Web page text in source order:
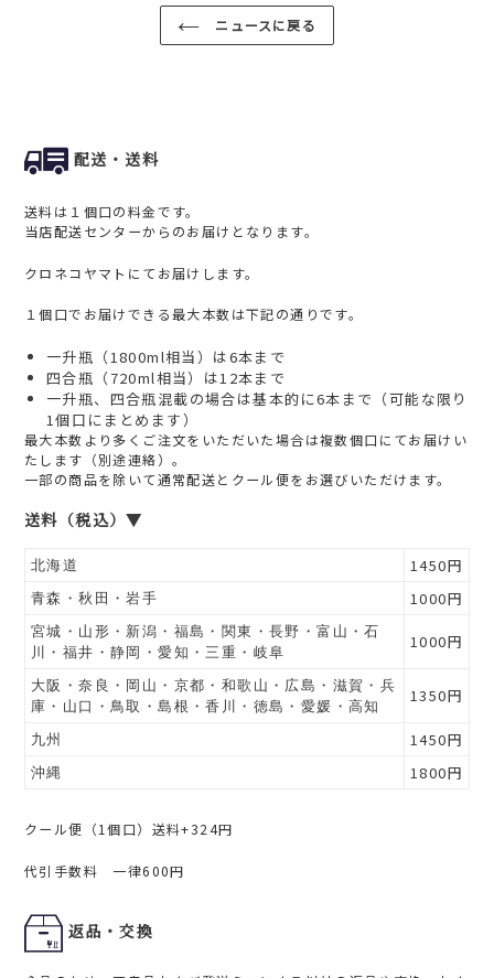
ニュースに戻る
配送・送料
送料は１個口の料金です。
当店配送センターからのお届けとなります。
クロネコヤマトにてお届けします。
１個口でお届けできる最大本数は下記の通りです。
一升瓶（1800ml相当）は6本まで
四合瓶（720ml相当）は12本まで
一升瓶、四合瓶混載の場合は基本的に6本まで（可能な限り
1個口にまとめます）
最大本数より多くご注文をいただいた場合は複数個口にてお届けい
たします（別途連絡）。
一部の商品を除いて通常配送とクール便をお選びいただけます。
送料（税込）▼
北海道 1450円
青森・秋田・岩手 1000円
宮城・山形・新潟・福島・関東・長野・富山・石
川・福井・静岡・愛知・三重・岐阜
1000円
大阪・奈良・岡山・京都・和歌山・広島・滋賀・兵
庫・山口・鳥取・島根・香川・徳島・愛媛・高知
1350円
九州 1450円
沖縄 1800円
クール便（1個口）送料+324円
代引手数料 一律600円
返品・交換